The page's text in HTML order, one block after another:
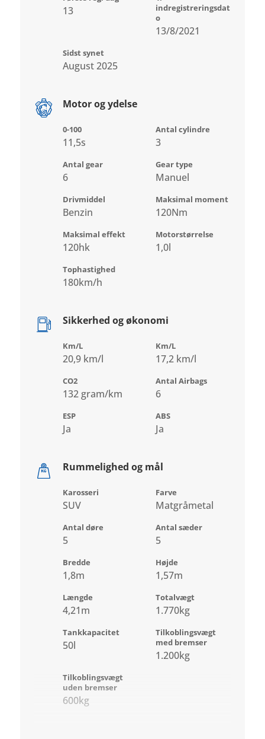
13
indregistreringsdat
o
13/8/2021
Sidst synet
August 2025
Motor og ydelse
0-100
11,5s
Antal cylindre
3
Antal gear
6
Gear type
Manuel
Drivmiddel
Benzin
Maksimal moment
120Nm
Maksimal effekt
120hk
Motorstørrelse
1,0l
Tophastighed
180km/h
Sikkerhed og økonomi
Km/L
20,9 km/l
Km/L
17,2 km/l
CO2
132 gram/km
Antal Airbags
6
ESP
Ja
ABS
Ja
Rummelighed og mål
Karosseri
SUV
Farve
Matgråmetal
Antal døre
5
Antal sæder
5
Bredde
1,8m
Højde
1,57m
Længde
4,21m
Totalvægt
1.770kg
Tankkapacitet
50l
Tilkoblingsvægt
med bremser
1.200kg
Tilkoblingsvægt
uden bremser
600kg